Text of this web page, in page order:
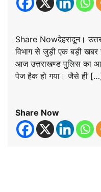
Share Nowदेहरादून।
विभाग से जुड़ी एक बड़ी
आज उत्तराखण्ड पुलिस का
पेज हैक हो गया। जैसे ही
Share Now